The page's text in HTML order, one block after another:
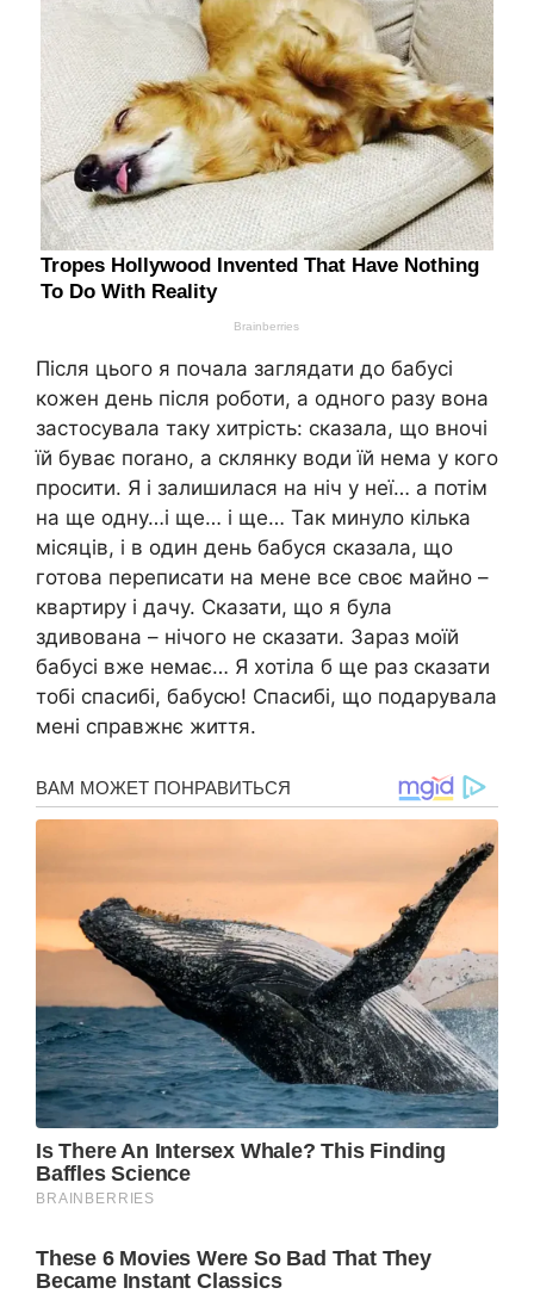
Після цього я почала заглядати до бабусі
кожен день після роботи, а одного разу вона
застосувала таку хитрість: сказала, що вночі
їй буває поrано, а склянку води їй нема у кого
просити. Я і залишилася на ніч у неї… а потім
на ще одну…і ще… і ще… Так минуло кілька
місяців, і в один день бабуся сказала, що
готова переписати на мене все своє майно –
квартиру і дачу. Сказати, що я була
здивована – нічого не сказати. Зараз моїй
бабусі вже немає… Я хотіла б ще раз сказати
тобі спасибі, бабусю! Спасибі, що подарувала
мені справжнє життя.